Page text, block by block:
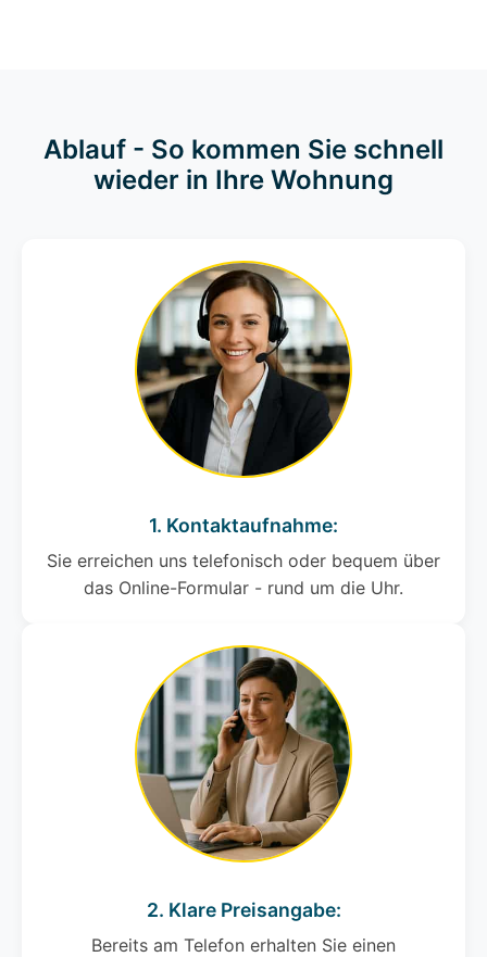
Ablauf - So kommen Sie schnell
wieder in Ihre Wohnung
1. Kontaktaufnahme:
Sie erreichen uns telefonisch oder bequem über
das Online-Formular - rund um die Uhr.
2. Klare Preisangabe:
Bereits am Telefon erhalten Sie einen